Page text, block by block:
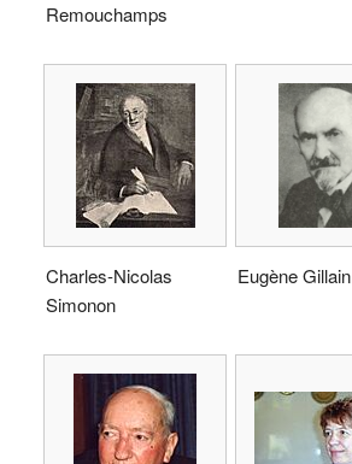
Remouchamps
Charles-Nicolas
Simonon
Eugène Gillain